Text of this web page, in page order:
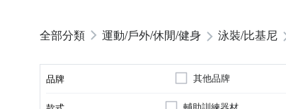
運動/戶外/休閒/健身 泳裝/比基尼
品牌 其他品牌
輔助訓練器材